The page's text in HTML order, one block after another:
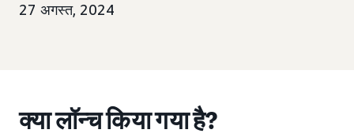
27 अगस्त, 2024
क्या लॉन्च किया गया है?